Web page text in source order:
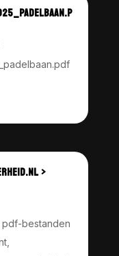
>
pdf-bestanden